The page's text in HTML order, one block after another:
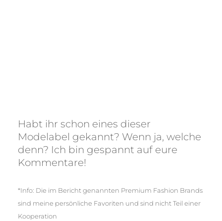
Habt ihr schon eines dieser
Modelabel gekannt? Wenn ja, welche
denn? Ich bin gespannt auf eure
Kommentare!
*Info: Die im Bericht genannten Premium Fashion Brands
sind meine persönliche Favoriten und sind nicht Teil einer
Kooperation